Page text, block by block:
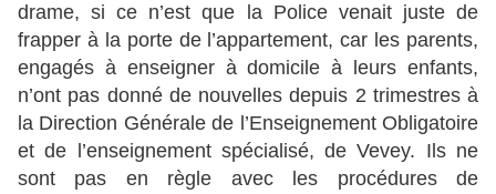
drame, si ce n’est que la Police venait juste de
frapper à la porte de l’appartement, car les parents,
engagés à enseigner à domicile à leurs enfants,
n’ont pas donné de nouvelles depuis 2 trimestres à
la Direction Générale de l’Enseignement Obligatoire
et de l’enseignement spécialisé, de Vevey. Ils ne
sont pas en règle avec les procédures de